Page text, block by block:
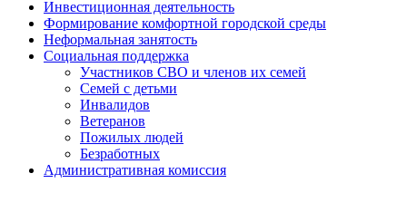
Инвестиционная деятельность
Формирование комфортной городской среды
Неформальная занятость
Социальная поддержка
Участников СВО и членов их семей
Семей с детьми
Инвалидов
Ветеранов
Пожилых людей
Безработных
Административная комиссия